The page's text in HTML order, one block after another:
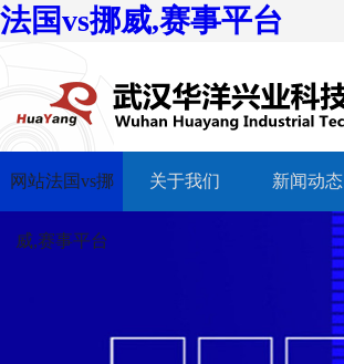
法国vs挪威,赛事平台
网站法国vs挪
威,赛事平台
关于我们 新闻动态